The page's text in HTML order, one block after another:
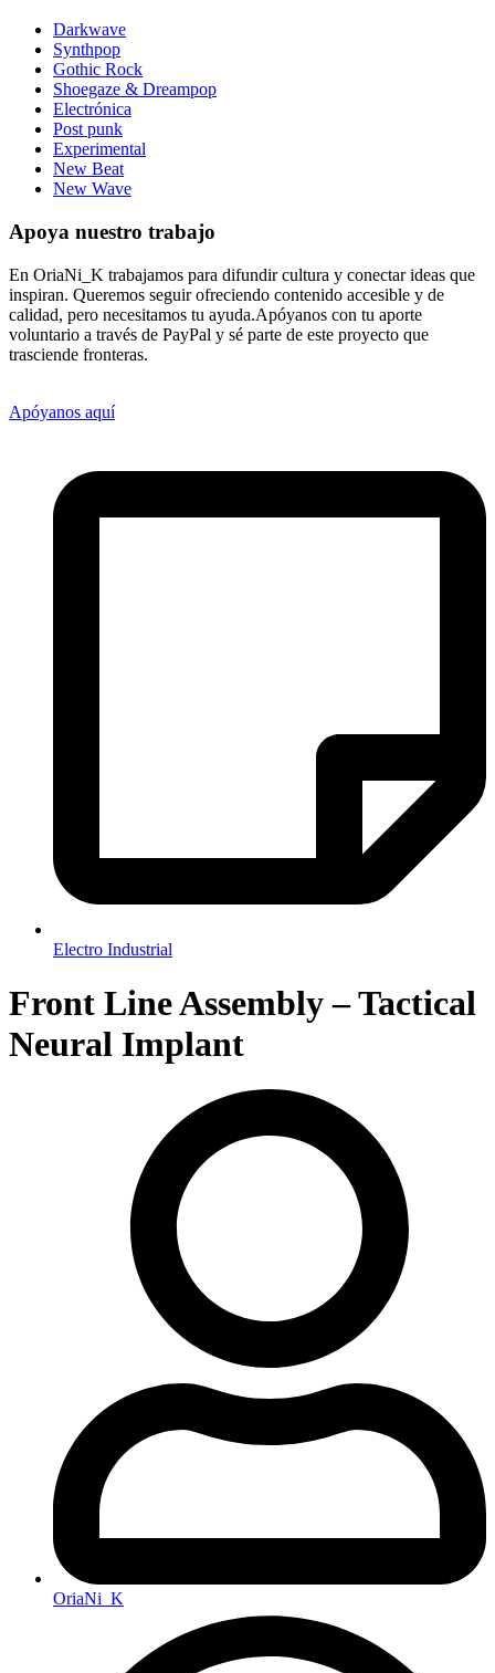
Darkwave
Synthpop
Gothic Rock
Shoegaze & Dreampop
Electrónica
Post punk
Experimental
New Beat
New Wave
Apoya nuestro trabajo
En OriaNi_K trabajamos para difundir cultura y conectar ideas que
inspiran. Queremos seguir ofreciendo contenido accesible y de
calidad, pero necesitamos tu ayuda.Apóyanos con tu aporte
voluntario a través de PayPal y sé parte de este proyecto que
trasciende fronteras.
Apóyanos aquí
Electro Industrial
Front Line Assembly – Tactical
Neural Implant
OriaNi_K